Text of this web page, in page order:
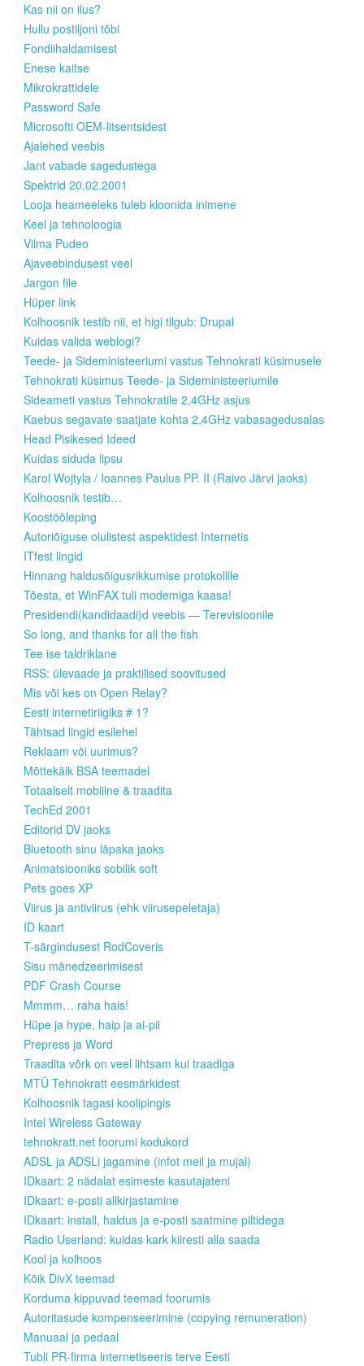
Kas nii on ilus?
Hullu postiljoni tõbi
Fondiihaldamisest
Enese kaitse
Mikrokrattidele
Password Safe
Microsofti OEM-litsentsidest
Ajalehed veebis
Jant vabade sagedustega
Spektrid 20.02.2001
Looja heameeleks tuleb kloonida inimene
Keel ja tehnoloogia
Vilma Pudeo
Ajaveebindusest veel
Jargon file
Hüper link
Kolhoosnik testib nii, et higi tilgub: Drupal
Kuidas valida weblogi?
Teede- ja Sideministeeriumi vastus Tehnokrati küsimusele
Tehnokrati küsimus Teede- ja Sideministeeriumile
Sideameti vastus Tehnokratile 2,4GHz asjus
Kaebus segavate saatjate kohta 2,4GHz vabasagedusalas
Head Pisikesed Ideed
Kuidas siduda lipsu
Karol Wojtyla / Ioannes Paulus PP. II (Raivo Järvi jaoks)
Kolhoosnik testib…
Koostööleping
Autoriõiguse olulistest aspektidest Internetis
ITfest lingid
Hinnang haldusõigusrikkumise protokollile
Tõesta, et WinFAX tuli modemiga kaasa!
Presidendi(kandidaadi)d veebis — Terevisioonile
So long, and thanks for all the fish
Tee ise taldriklane
RSS: ülevaade ja praktilised soovitused
Mis või kes on Open Relay?
Eesti internetiriigiks # 1?
Tähtsad lingid esilehel
Reklaam või uurimus?
Mõttekäik BSA teemadel
Totaalselt mobiilne & traadita
TechEd 2001
Editorid DV jaoks
Bluetooth sinu läpaka jaoks
Animatsiooniks sobilik soft
Pets goes XP
Viirus ja antiviirus (ehk viirusepeletaja)
ID kaart
T-särgindusest RodCoveris
Sisu mänedzeerimisest
PDF Crash Course
Mmmm… raha hais!
Hüpe ja hype, haip ja ai-pii
Prepress ja Word
Traadita võrk on veel lihtsam kui traadiga
MTÜ Tehnokratt eesmärkidest
Kolhoosnik tagasi koolipingis
Intel Wireless Gateway
tehnokratt.net foorumi kodukord
ADSL ja ADSLi jagamine (infot meil ja mujal)
IDkaart: 2 nädalat esimeste kasutajateni
IDkaart: e-posti allkirjastamine
IDkaart: install, haldus ja e-posti saatmine piltidega
Radio Userland: kuidas kark kiiresti alla saada
Kool ja kolhoos
Kõik DivX teemad
Korduma kippuvad teemad foorumis
Autoritasude kompenseerimine (copying remuneration)
Manuaal ja pedaal
Tubli PR-firma internetiseeris terve Eesti